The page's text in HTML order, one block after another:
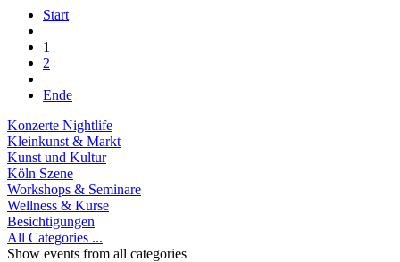
Start
1
2
Ende
Konzerte Nightlife
Kleinkunst & Markt
Kunst und Kultur
Köln Szene
Workshops & Seminare
Wellness & Kurse
Besichtigungen
All Categories ...
Show events from all categories